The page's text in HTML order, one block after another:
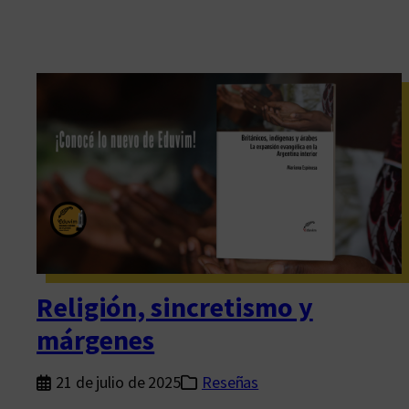
Religión, sincretismo y
márgenes
21 de julio de 2025 Reseñas